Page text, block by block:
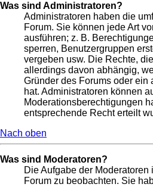
Was sind Administratoren?
Administratoren haben die
Forum. Sie können jede Art
ausführen; z. B.
sperren, Benutzergruppen
vergeben usw. Die Rechte,
allerdings davon abhängig,
Gründer des Forums oder ein
hat. Administratoren können
Moderationsberechtigungen
entsprechende Recht erteilt
Nach oben
Was sind Moderatoren?
Die Aufgabe der
Forum zu beobachten. Sie